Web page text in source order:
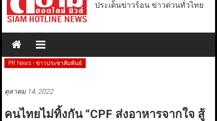
ประเด็นข่าวร้อน ข่าวด่วนทั่วไทย
PR News - ข่าวประชาสัมพันธ์
ตุลาคม 14, 2022
คนไทยไม่ทิ้งกัน “CPF ส่งอาหารจากใจ สู้